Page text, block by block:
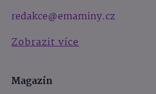
redakce@emaminy.cz
Zobrazit více
Magazín